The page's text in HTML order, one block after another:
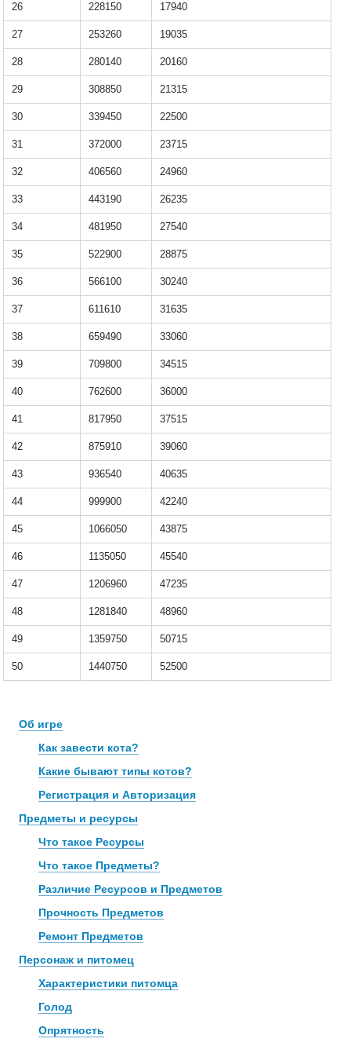
26 228150 17940
27 253260 19035
28 280140 20160
29 308850 21315
30 339450 22500
31 372000 23715
32 406560 24960
33 443190 26235
34 481950 27540
35 522900 28875
36 566100 30240
37 611610 31635
38 659490 33060
39 709800 34515
40 762600 36000
41 817950 37515
42 875910 39060
43 936540 40635
44 999900 42240
45 1066050 43875
46 1135050 45540
47 1206960 47235
48 1281840 48960
49 1359750 50715
50 1440750 52500
Об игре
Как завести кота?
Какие бывают типы котов?
Регистрация и Авторизация
Предметы и ресурсы
Что такое Ресурсы
Что такое Предметы?
Различие Ресурсов и Предметов
Прочность Предметов
Ремонт Предметов
Персонаж и питомец
Характеристики питомца
Голод
Опрятность